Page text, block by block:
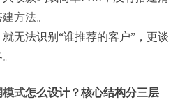
建方法。
无法识别“谁推荐的客户”，更谈
模式怎么设计？核心结构分三层